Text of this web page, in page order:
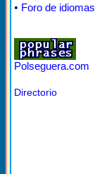
• Foro de idiomas
Polseguera.com
Directorio